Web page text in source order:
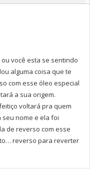
você esta se sentindo
alguma coisa que te
com esse óleo especial
a sua origem.
voltará pra quem
nome e ela foi
de reverso com esse
reverso para reverter